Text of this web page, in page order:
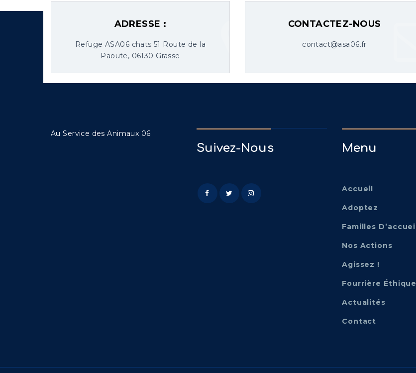
ADRESSE :
Refuge ASA06 chats 51 Route de la
Paoute, 06130 Grasse
CONTACTEZ-NOUS
contact@asa06.fr
Suivez-Nous Menu
Accueil
Adoptez
Familles D’accueil
Nos Actions
Agissez !
Fourrière Éthique
Actualités
Contact
Au Service des Animaux 06